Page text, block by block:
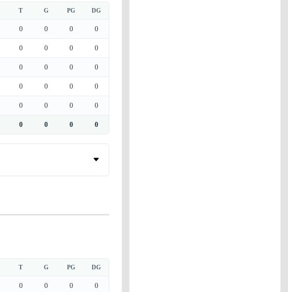
T G PG DG
0 0 0 0
0 0 0 0
0 0 0 0
0 0 0 0
0 0 0 0
0 0 0 0
T G PG DG
0 0 0 0